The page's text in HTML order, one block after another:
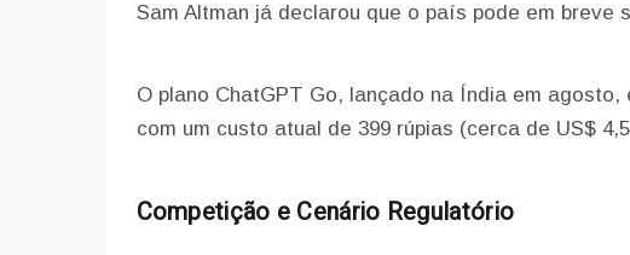
Sam Altman já declarou que o país pode em breve
O plano ChatGPT Go, lançado na Índia em
com um custo atual de 399 rúpias (cerca de US$
Competição e Cenário Regulatório